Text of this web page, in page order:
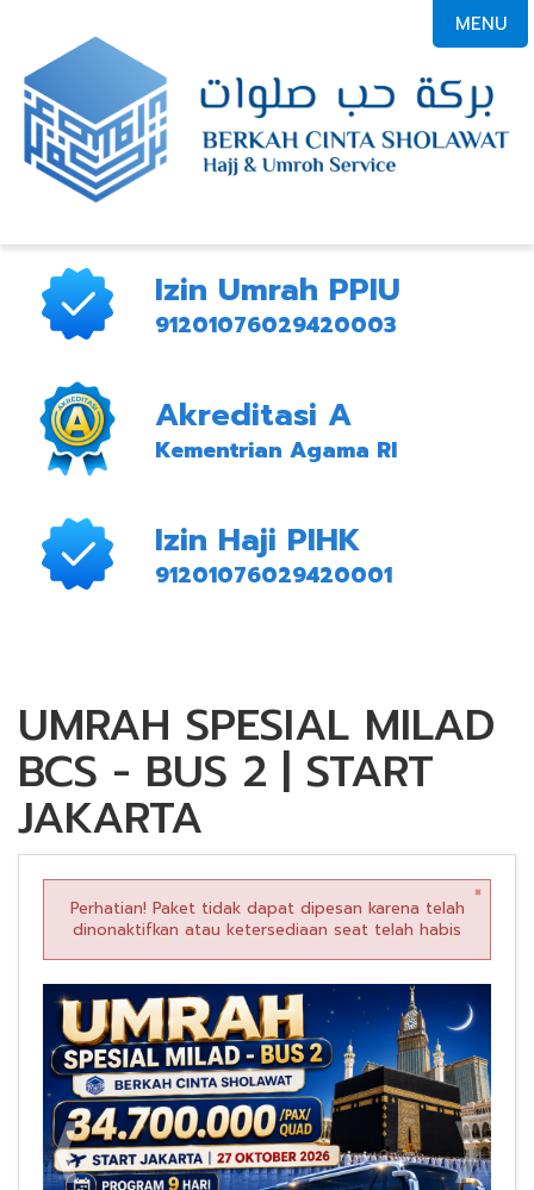
Izin Umrah PPIU
91201076029420003
Akreditasi A
Kementrian Agama RI
Izin Haji PIHK
91201076029420001
UMRAH SPESIAL MILAD
BCS - BUS 2 | START
JAKARTA
Perhatian! Paket tidak dapat dipesan karena telah
dinonaktifkan atau ketersediaan seat telah habis
×
MENU